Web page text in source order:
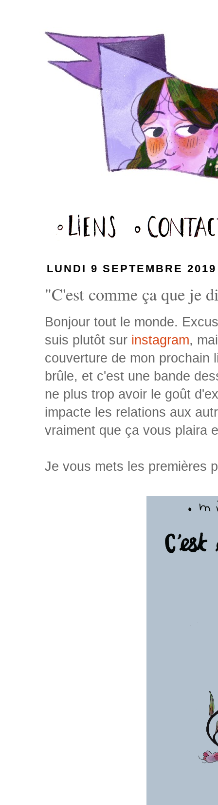
LUNDI 9 SEPTEMBRE 2019
"C'est comme ça que je
Bonjour tout le monde.
suis plutôt sur instagram,
couverture de mon prochain
brûle, et c'est une bande
ne plus trop avoir le goût
impacte les relations aux
vraiment que ça vous plaira
Je vous mets les premières